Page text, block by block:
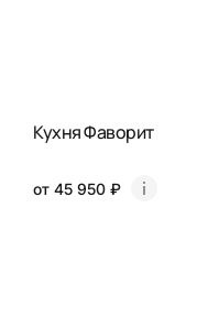
Кухня Фаворит
от 45 950 ₽